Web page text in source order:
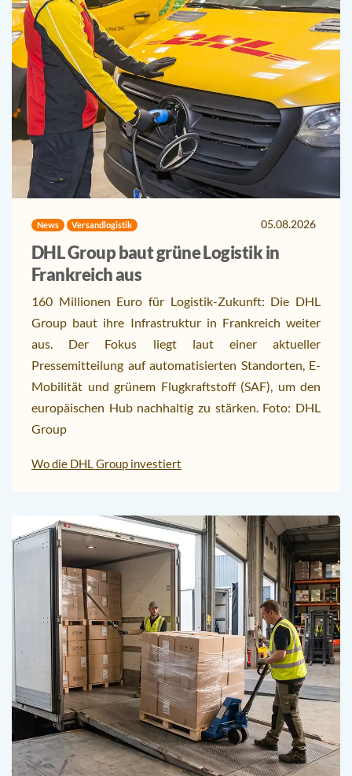
News Versandlogistik 05.08.2026
DHL Group baut grüne Logistik in
Frankreich aus
160 Millionen Euro für Logistik-Zukunft: Die DHL
Group baut ihre Infrastruktur in Frankreich weiter
aus. Der Fokus liegt laut einer aktueller
Pressemitteilung auf automatisierten Standorten, E-
Mobilität und grünem Flugkraftstoff (SAF), um den
europäischen Hub nachhaltig zu stärken. Foto: DHL
Group
Wo die DHL Group investiert